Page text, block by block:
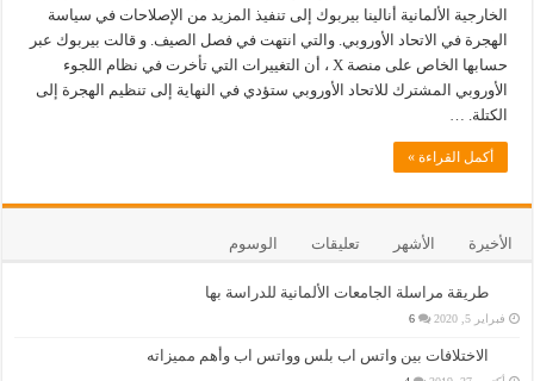
الخارجية الألمانية أنالينا بيربوك إلى تنفيذ المزيد من الإصلاحات في سياسة
الهجرة في الاتحاد الأوروبي. والتي انتهت في فصل الصيف. و قالت بيربوك عبر
حسابها الخاص على منصة X ، أن التغييرات التي تأخرت في نظام اللجوء
الأوروبي المشترك للاتحاد الأوروبي ستؤدي في النهاية إلى تنظيم الهجرة إلى
الكتلة. …
أكمل القراءة »
الأخيرة الأشهر تعليقات الوسوم
طريقة مراسلة الجامعات الألمانية للدراسة بها
فبراير 5, 2020 6
الاختلافات بين واتس اب بلس وواتس اب وأهم مميزاته